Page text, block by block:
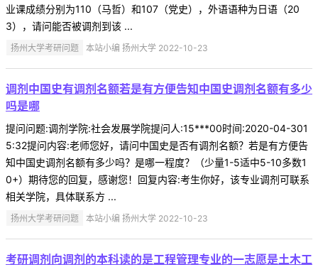
业课成绩分别为110（马哲）和107（党史），外语语种为日语（20
3），请问能否被调剂到该 ...
扬州大学考研问题 本站小编 扬州大学 2022-10-23
调剂中国史有调剂名额若是有方便告知中国史调剂名额有多少
吗是哪
提问问题:调剂学院:社会发展学院提问人:15***00时间:2020-04-301
5:32提问内容:老师您好，请问中国史是否有调剂名额？若是有方便告
知中国史调剂名额有多少吗？是哪一程度？（少量1-5适中5-10多数1
0+）期待您的回复，感谢您！回复内容:考生你好，该专业调剂可联系
相关学院，具体联系方 ...
扬州大学考研问题 本站小编 扬州大学 2022-10-23
考研调剂向调剂的本科读的是工程管理专业的一志愿是土木工